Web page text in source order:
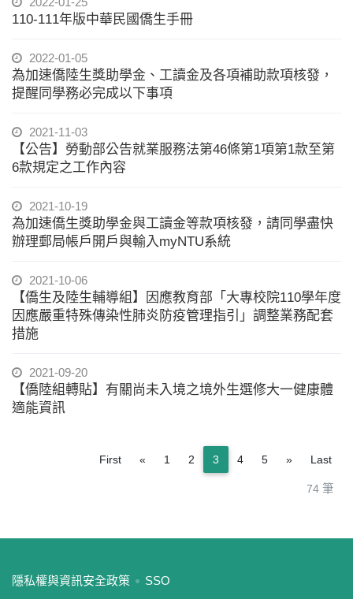
110-111年版中華民國僑生手冊
2022-01-05
為加速僑陸生獎助學金、工讀金及各項補助款項核發，
提醒同學務必完成以下事項
2021-11-03
【公告】勞動部公告就業服務法第46條第1項第1款至第
6款規定之工作內容
2021-10-19
為加速僑生獎助學金與工讀金等款項核發，請同學盡快
辦理郵局帳戶開戶與輸入myNTU系統
2021-10-06
【僑生及陸生輔導組】因應教育部「大專校院110學年度
因應嚴重特殊傳染性肺炎防疫管理指引」調整業務配套
措施
2021-09-20
【僑陸組轉貼】有關尚未入境之境外生選修大一健康體
適能資訊
74 筆
First « Previous
1 2 3 4 5 »NextLast
:::
隱私權與資訊安全政策 SSO